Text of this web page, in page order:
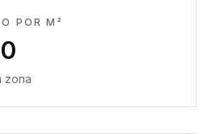
POR M²
zona